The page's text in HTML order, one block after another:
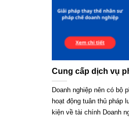
Cung cấp dịch vụ
Doanh nghiệp nên có bộ
hoạt động tuân thủ pháp
kiện về tài chính Doanh